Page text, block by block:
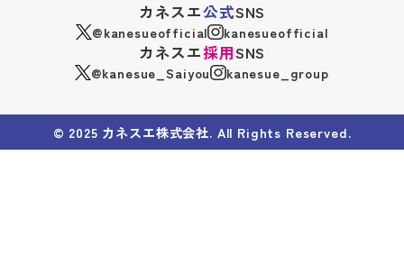
カネスエ公式SNS
@kanesueofficial kanesueofficial
カネスエ採用SNS
@kanesue_Saiyou kanesue_group
© 2025 カネスエ株式会社. All Rights Reserved.